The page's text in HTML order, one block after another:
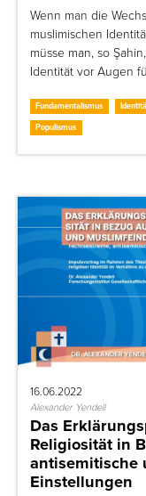
Wenn man die
muslimischen
müsse man, so
Identität vor Augen
Fundamentalismus
Populismus
16.06.2022
Alexander Yendell
Das
Religiosität in
antisemitische
Einstellungen